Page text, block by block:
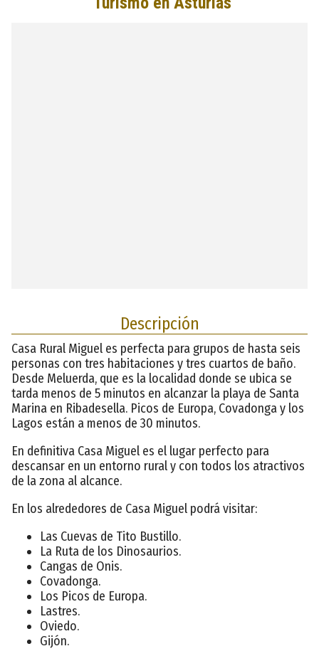
Descripción
Casa Rural Miguel es perfecta para grupos de hasta seis
personas con tres habitaciones y tres cuartos de baño.
Desde Meluerda, que es la localidad donde se ubica se
tarda menos de 5 minutos en alcanzar la playa de Santa
Marina en Ribadesella. Picos de Europa, Covadonga y los
Lagos están a menos de 30 minutos.
En definitiva Casa Miguel es el lugar perfecto para
descansar en un entorno rural y con todos los atractivos
de la zona al alcance.
En los alrededores de Casa Miguel podrá visitar:
Las Cuevas de Tito Bustillo.
La Ruta de los Dinosaurios.
Cangas de Onis.
Covadonga.
Los Picos de Europa.
Lastres.
Oviedo.
Gijón.